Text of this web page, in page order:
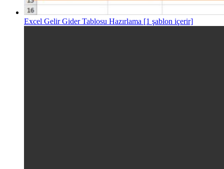
Excel Gelir Gider Tablosu Hazırlama [1 şablon içerir]